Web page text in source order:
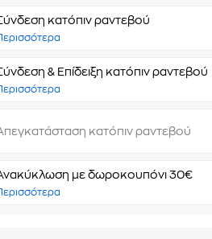
κατόπιν ραντεβού
& Επίδειξη κατόπιν ραντεβού
κατόπιν ραντεβού
με δωροκουπόνι 30€